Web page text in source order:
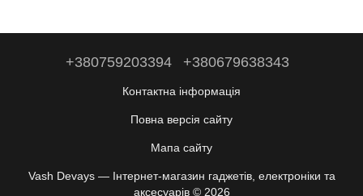
+380759203394 +380679638343
Контактна інформація
Повна версія сайту
Мапа сайту
Vash Devays — Інтернет-магазин гаджетів, електроніки та
аксесуарів © 2026